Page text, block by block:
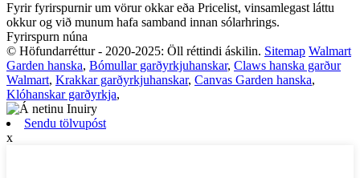
Fyrir fyrirspurnir um vörur okkar eða Pricelist, vinsamlegast láttu
okkur og við munum hafa samband innan sólarhrings.
Fyrirspurn núna
© Höfundarréttur - 2020-2025: Öll réttindi áskilin. Sitemap Walmart
Garden hanska, Bómullar garðyrkjuhanskar, Claws hanska garður
Walmart, Krakkar garðyrkjuhanskar, Canvas Garden hanska,
Klóhanskar garðyrkja,
Sendu tölvupóst
x